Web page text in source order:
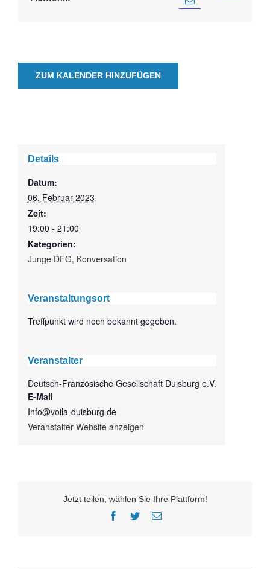
ZUM KALENDER HINZUFÜGEN
Details
Datum:
06. Februar 2023
Zeit:
19:00 - 21:00
Kategorien:
Junge DFG, Konversation
Veranstaltungsort
Treffpunkt wird noch bekannt gegeben.
Veranstalter
Deutsch-Französische Gesellschaft Duisburg e.V.
E-Mail
Info@voila-duisburg.de
Veranstalter-Website anzeigen
Jetzt teilen, wählen Sie Ihre Plattform!
Facebook
TwitterE-